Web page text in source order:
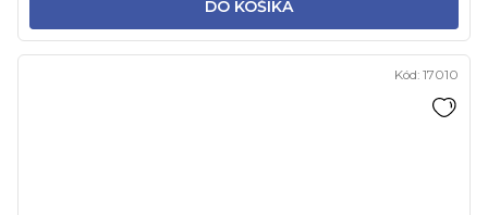
DO KOŠÍKA
Kód: 17010